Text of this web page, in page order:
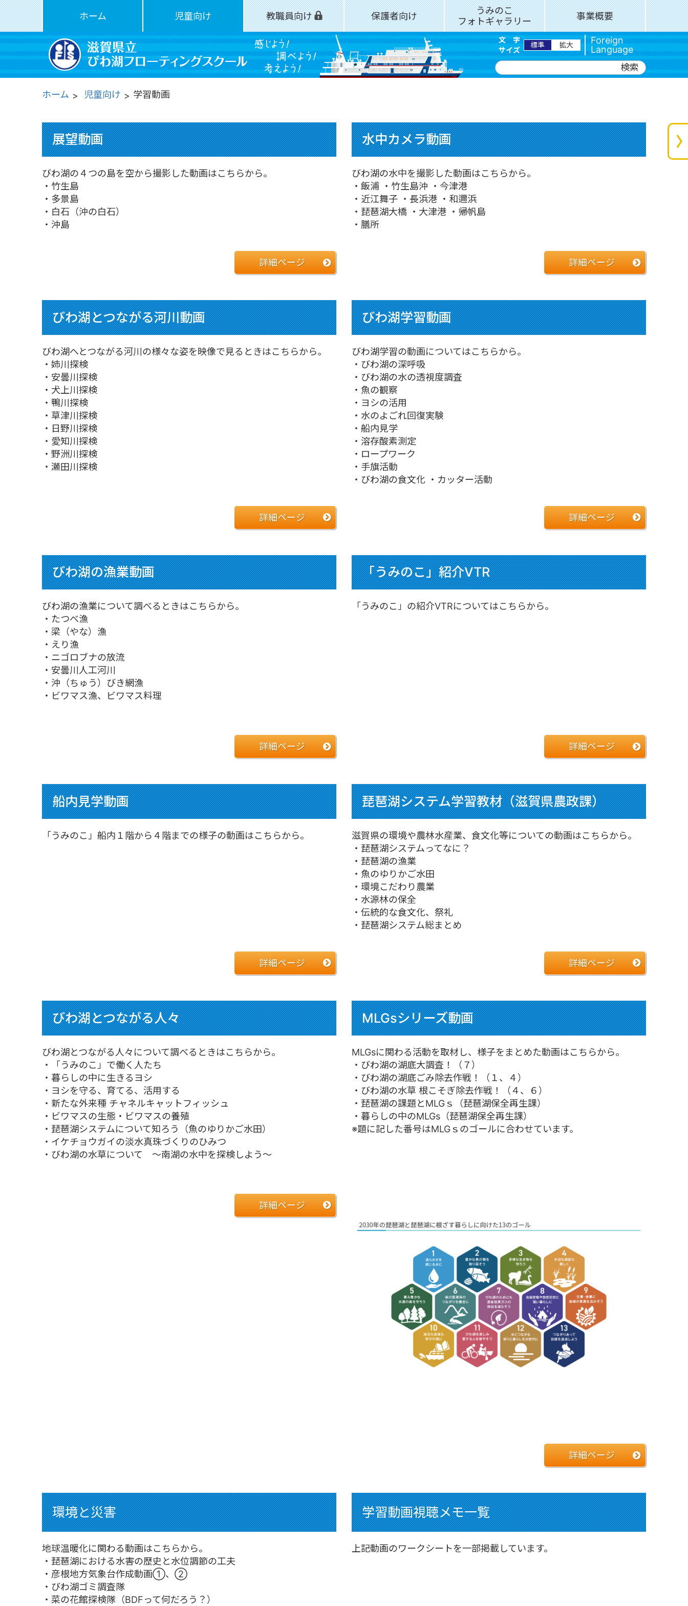
ホーム 児童向け 教職員向け 保護者向け
うみのこ
フォトギャラリー
事業概要
文 字
サイズ
標準 拡大
Foreign
Language
検索
ホーム 児童向け 学習動画
展望動画
びわ湖の４つの島を空から撮影した動画はこちらから。
・竹生島
・多景島
・白石（沖の白石）
・沖島
詳細ページ
水中カメラ動画
びわ湖の水中を撮影した動画はこちらから。
・飯浦 ・竹生島沖 ・今津港
・近江舞子 ・長浜港 ・和邇浜
・琵琶湖大橋 ・大津港 ・帰帆島
・膳所
詳細ページ
びわ湖とつながる河川動画
びわ湖へとつながる河川の様々な姿を映像で見るときはこちらから。
・姉川探検
・安曇川探検
・犬上川探検
・鴨川探検
・草津川探検
・日野川探検
・愛知川探検
・野洲川探検
・瀬田川探検
詳細ページ
びわ湖学習動画
びわ湖学習の動画についてはこちらから。
・びわ湖の深呼吸
・びわ湖の水の透視度調査
・魚の観察
・ヨシの活用
・水のよごれ回復実験
・船内見学
・溶存酸素測定
・ロープワーク
・手旗活動
・びわ湖の食文化 ・カッター活動
詳細ページ
びわ湖の漁業動画
びわ湖の漁業について調べるときはこちらから。
・たつべ漁
・梁（やな）漁
・えり漁
・ニゴロブナの放流
・安曇川人工河川
・沖（ちゅう）びき網漁
・ビワマス漁、ビワマス料理
詳細ページ
「うみのこ」紹介VTR
「うみのこ」の紹介VTRについてはこちらから。
詳細ページ
船内見学動画
「うみのこ」船内１階から４階までの様子の動画はこちらから。
詳細ページ
琵琶湖システム学習教材（滋賀県農政課）
滋賀県の環境や農林水産業、食文化等についての動画はこちらから。
・琵琶湖システムってなに？
・琵琶湖の漁業
・魚のゆりかご水田
・環境こだわり農業
・水源林の保全
・伝統的な食文化、祭礼
・琵琶湖システム総まとめ
詳細ページ
びわ湖とつながる人々
びわ湖とつながる人々について調べるときはこちらから。
・「うみのこ」で働く人たち
・暮らしの中に生きるヨシ
・ヨシを守る、育てる、活用する
・新たな外来種 チャネルキャットフィッシュ
・ビワマスの生態・ビワマスの養殖
・琵琶湖システムについて知ろう（魚のゆりかご水田）
・イケチョウガイの淡水真珠づくりのひみつ
・びわ湖の水草について ～南湖の水中を探検しよう～
詳細ページ
MLGsシリーズ動画
MLGsに関わる活動を取材し、様子をまとめた動画はこちらから。
・びわ湖の湖底大調査！（７）
・びわ湖の湖底ごみ除去作戦！（１、４）
・びわ湖の水草 根こそぎ除去作戦！（４、６）
・琵琶湖の課題とMLGｓ（琵琶湖保全再生課）
・暮らしの中のMLGs（琵琶湖保全再生課）
※題に記した番号はMLGｓのゴールに合わせています。
詳細ページ
環境と災害
地球温暖化に関わる動画はこちらから。
・琵琶湖における水害の歴史と水位調節の工夫
・彦根地方気象台作成動画①、②
・びわ湖ゴミ調査隊
・菜の花館探検隊（BDFって何だろう？）
学習動画視聴メモ一覧
上記動画のワークシートを一部掲載しています。